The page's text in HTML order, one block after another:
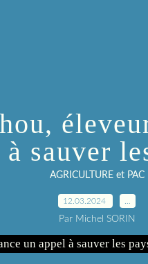
sauver
AGRICULTURE et PAC
12.03.2024
Par Michel SORIN